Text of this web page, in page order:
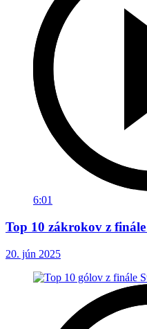
6:01
Top 10 zákrokov z
20. jún 2025